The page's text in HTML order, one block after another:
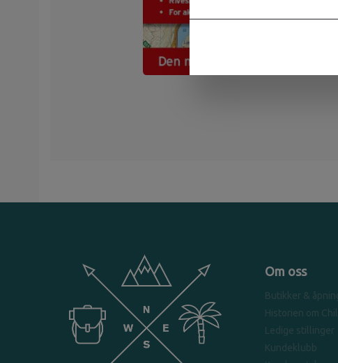
Om oss
Butikker &
Historien om
Ledige stillinger
Kundeklubb